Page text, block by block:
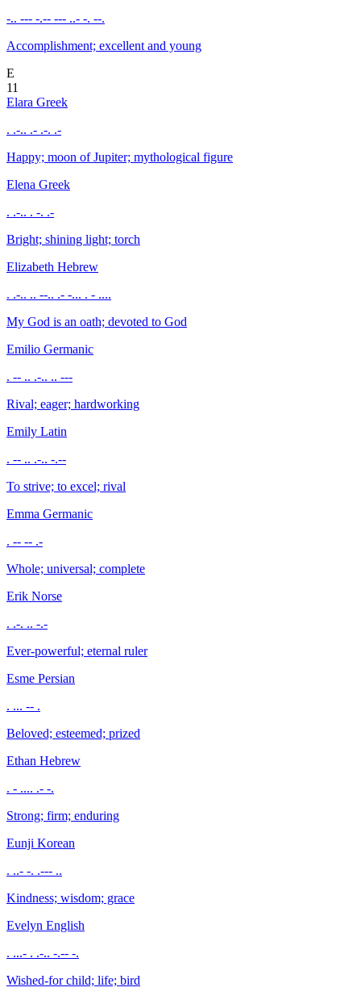
-.. --- -.-- --- ..- -. --.
Accomplishment; excellent and young
E
11
Elara Greek
. .-.. .- .-. .-
Happy; moon of Jupiter; mythological figure
Elena Greek
. .-.. . -. .-
Bright; shining light; torch
Elizabeth Hebrew
. .-.. .. --.. .- -... . - ....
My God is an oath; devoted to God
Emilio Germanic
. -- .. .-.. .. ---
Rival; eager; hardworking
Emily Latin
. -- .. .-.. -.--
To strive; to excel; rival
Emma Germanic
. -- -- .-
Whole; universal; complete
Erik Norse
. .-. .. -.-
Ever-powerful; eternal ruler
Esme Persian
. ... -- .
Beloved; esteemed; prized
Ethan Hebrew
. - .... .- -.
Strong; firm; enduring
Eunji Korean
. ..- -. .--- ..
Kindness; wisdom; grace
Evelyn English
. ...- . .-.. -.-- -.
Wished-for child; life; bird